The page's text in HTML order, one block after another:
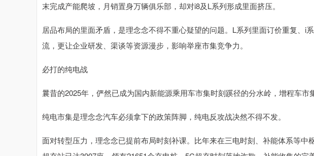
末完成产能爬坡，月销置身万辆俱乐部，却对i8及L系列形成里面挤压。
居品布局的里面矛盾，是理念念不得不重心疑望的问题。L系列里面订价重复、i
流，更让企业研发、渠谈等资源漫步，影响举座市集竞争力。
必打的纯电战
曩昔的2025年，俨然已成为国内新能源乘用车市集时刻蹊径的分水岭，增程车市
纯电市集是理念念汽车必须拿下的政策阵脚，纯电反攻战决然不得不发。
面对转型压力，理念念已提前布局时刻补课。比年来在三电时刻、补能体系等中